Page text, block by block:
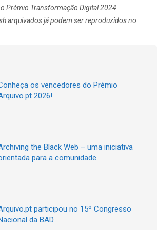
Prémio Transformação Digital 2024
arquivados já podem ser reproduzidos no
os vencedores do Prémio
2026!
the Black Web – uma iniciativa
para a comunidade
participou no 15º Congresso
da BAD